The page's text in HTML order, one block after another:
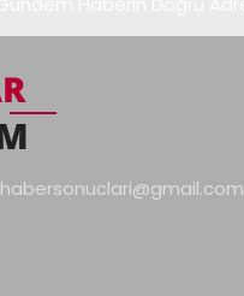
habersonuclari@gmail.com